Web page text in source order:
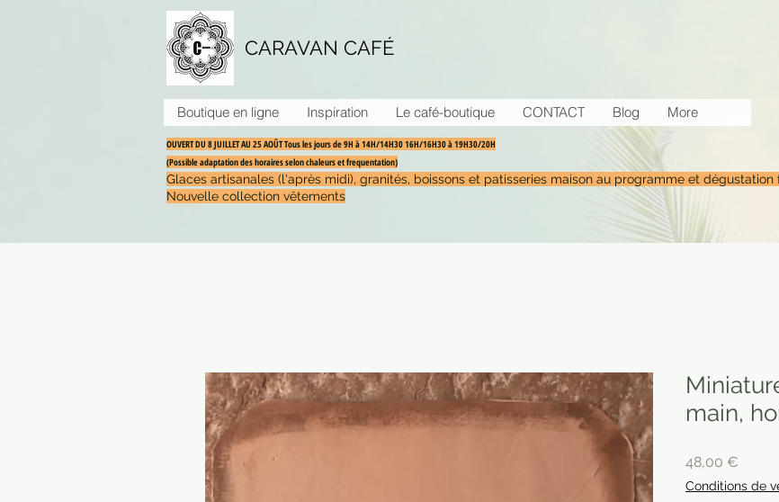
CARAVAN CAFÉ
Boutique en ligne Inspiration Le café-boutique CONTACT Blog More
OUVERT DU 8 JUILLET AU 25 AOÛT Tous les jours de 9H à 14H/14H30 16H/16H30 à 19H30/20H
(Possible adaptation des horaires selon chaleurs et frequentation)
Glaces artisanales (l'après midi), granités, boissons et patisseries maison au programme et dégustation
Nouvelle collection vêtements
main,
48,00 €
Conditions de